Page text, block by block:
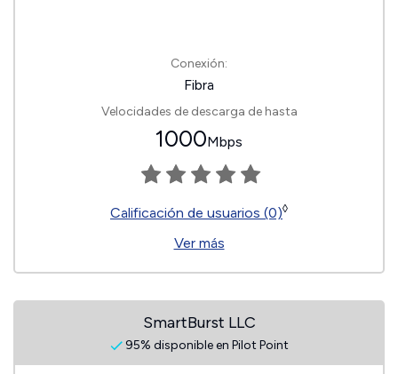
Conexión:
Fibra
Velocidades de descarga de hasta
1000Mbps
Calificación de usuarios (0)◊
Ver más
SmartBurst LLC
95% disponible en Pilot Point